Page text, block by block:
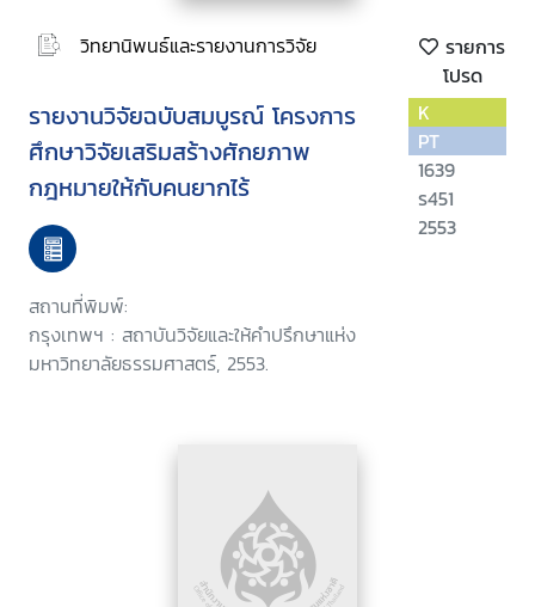
วิทยานิพนธ์และรายงานการวิจัย
รายการ
โปรด
รายงานวิจัยฉบับสมบูรณ์ โครงการ
ศึกษาวิจัยเสริมสร้างศักยภาพ
กฎหมายให้กับคนยากไร้
สถานที่พิมพ์:
กรุงเทพฯ : สถาบันวิจัยและให้คำปรึกษาแห่ง
มหาวิทยาลัยธรรมศาสตร์, 2553.
K
PT
1639
ร451
2553